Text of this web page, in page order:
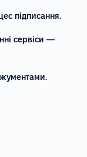
підписання.
сервіси —